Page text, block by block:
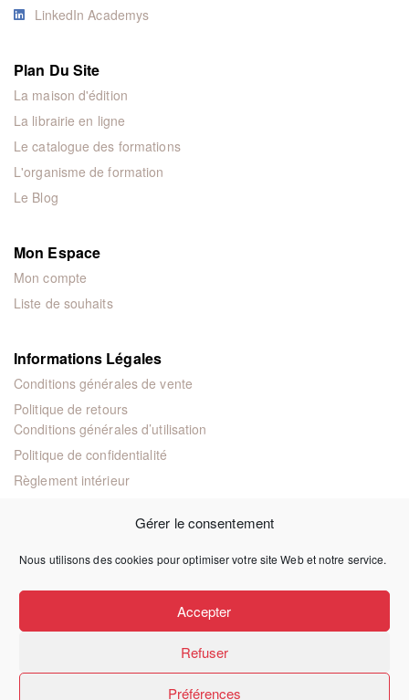
Gérer le consentement
Nous utilisons des cookies pour optimiser votre site Web et notre service.
Accepter
Refuser
Préférences
LinkedIn Academys
Plan Du Site
La maison d'édition
La librairie en ligne
Le catalogue des formations
L'organisme de formation
Le Blog
Mon Espace
Mon compte
Liste de souhaits
Informations Légales
Conditions générales de vente
Politique de retours
Conditions générales d’utilisation
Politique de confidentialité
Règlement intérieur
© 2024 Éditions juridiques et techniques